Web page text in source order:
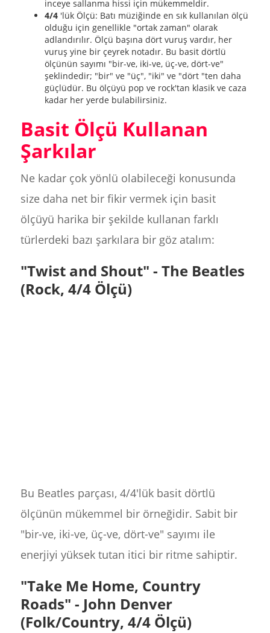
inceye sallanma hissi için mükemmeldir.
4/4'lük Ölçü: Batı müziğinde en sık kullanılan ölçü
olduğu için genellikle "ortak zaman" olarak
adlandırılır. Ölçü başına dört vuruş vardır, her
vuruş yine bir çeyrek notadır. Bu basit dörtlü
ölçünün sayımı "bir-ve, iki-ve, üç-ve, dört-ve"
şeklindedir; "bir" ve "üç", "iki" ve "dört "ten daha
güçlüdür. Bu ölçüyü pop ve rock'tan klasik ve caza
kadar her yerde bulabilirsiniz.
Basit Ölçü Kullanan
Şarkılar
Ne kadar çok yönlü olabileceği konusunda
size daha net bir fikir vermek için basit
ölçüyü harika bir şekilde kullanan farklı
türlerdeki bazı şarkılara bir göz atalım:
"Twist and Shout" - The Beatles
(Rock, 4/4 Ölçü)
Bu Beatles parçası, 4/4'lük basit dörtlü
ölçünün mükemmel bir örneğidir. Sabit bir
"bir-ve, iki-ve, üç-ve, dört-ve" sayımı ile
enerjiyi yüksek tutan itici bir ritme sahiptir.
"Take Me Home, Country
Roads" - John Denver
(Folk/Country, 4/4 Ölçü)